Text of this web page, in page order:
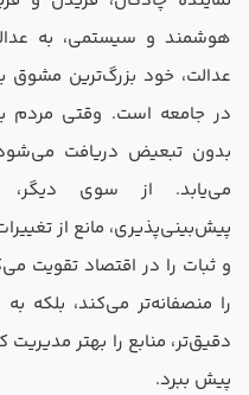
هوشمند و سیستمی، به
عدالت، خود بزرگ‌ترین مشوق
در جامعه است. وقتی مردم
بدون تبعیض دریافت
می‌یابد. از سوی
پیش‌بینی‌پذیری، مانع از
و ثبات را در اقتصاد تقویت
را منصفانه‌تر می‌کند، بلکه
دقیق‌تر، منابع را بهتر
پیش ببرد.